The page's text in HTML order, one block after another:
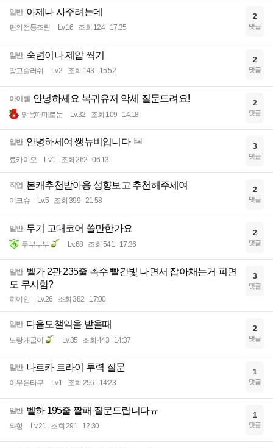
일반 아제나 사주려는데
편의점통조림 Lv.16 조회 124 17:35
2
댓글
일반 숙련이나 제압 찍기
망고슬러쉬 Lv.2 조회 143 15:52
2
댓글
아이템 안녕하세요 복귀유저 악세 질문드려요!
맑음때때로눈 Lv.32 조회 109 14:18
2
댓글
일반 안녕하세여 쌩뉴비입니다
료카이오 Lv.1 조회 262 06:13
3
댓글
직업 본캐추천받아용 성향보고 추천해주세여
이크슈 Lv.5 조회 399 21:58
2
댓글
일반 무기 고대코어 쓸만한가요
두부부부 Lv.68 조회 541 17:36
2
댓글
일반 벨가 2관 235줄 촉수 빨간빛 나면서 잡아채는거 피면
도 무시함?
히이안 Lv.26 조회 382 17:00
3
댓글
일반 다음모챌익을 받을때
노랑개굴이 Lv.35 조회 443 14:37
2
댓글
일반 나르카 트라이 투력 질문
이무욘타쿠 Lv.1 조회 256 14:23
1
댓글
일반 벨하 195줄 짤패 질문드립니다ㅠ
와항 Lv.21 조회 291 12:30
1
댓글